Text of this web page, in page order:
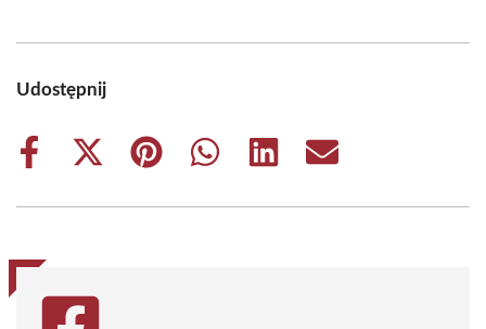
Udostępnij
Share
Share
(Twitter)
Share
Share
Share
Share